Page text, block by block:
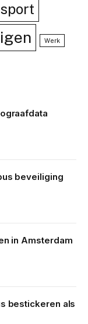
Werk
beveiliging
in Amsterdam
bestickeren als